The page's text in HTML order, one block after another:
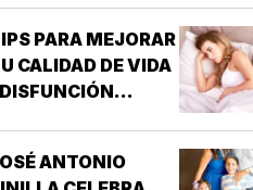
PARA MEJORAR
CALIDAD DE VIDA
| DISFUNCIÓN
LOSANTONIO